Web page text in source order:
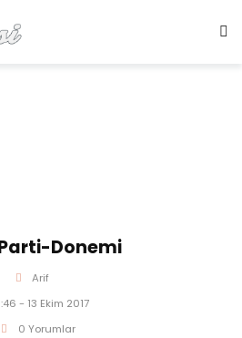
Donemi
Arif
- 13 Ekim 2017
0 Yorumlar